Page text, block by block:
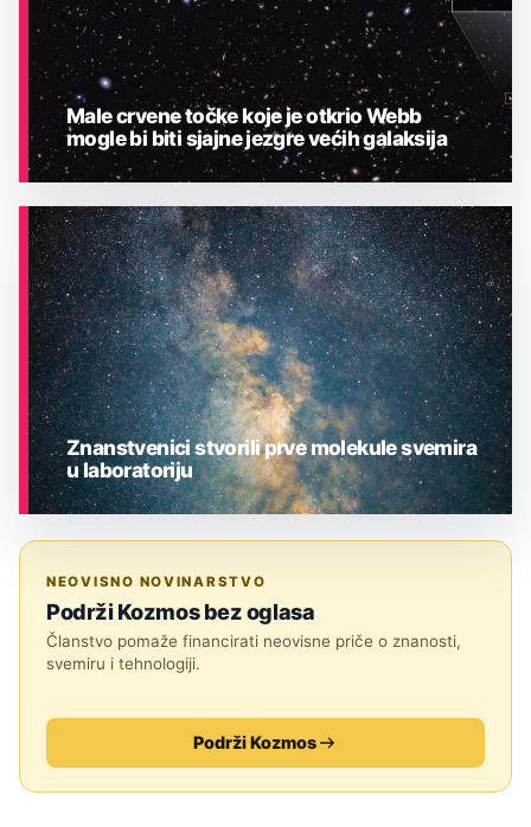
ASTRONOMIJA
Male crvene točke koje je otkrio Webb
mogle bi biti sjajne jezgre većih galaksija
Znanstvenici stvorili prve molekule svemira
u laboratoriju
NEOVISNO NOVINARSTVO
Podrži Kozmos bez oglasa
Članstvo pomaže financirati neovisne priče o znanosti,
svemiru i tehnologiji.
Podrži Kozmos